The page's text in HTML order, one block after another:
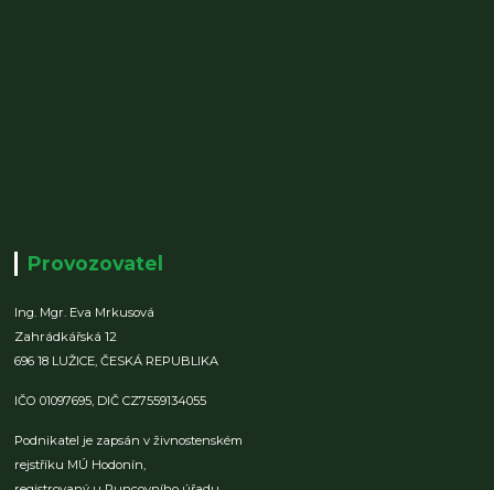
Provozovatel
Ing. Mgr. Eva Mrkusová
Zahrádkářská 12
696 18 LUŽICE,ČESKÁ REPUBLIKA
IČO 01097695, DIČ CZ7559134055
Podnikatel je zapsán v živnostenském
rejstříku MÚ Hodonín,